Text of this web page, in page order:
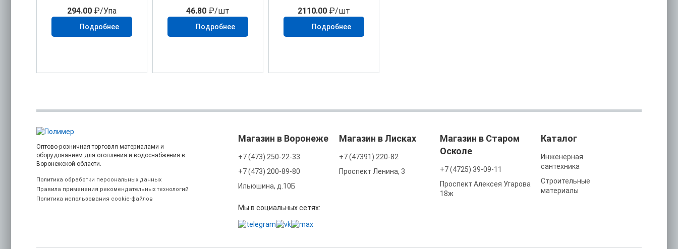
294.00 ₽/Упа
Подробнее
46.80 ₽/шт
Подробнее
2110.00 ₽/шт
Подробнее
Оптово-розничная торговля материалами и
оборудованием для отопления и водоснабжения в
Воронежской области.
Политика обработки персональных данных
Правила применения рекомендательных технологий
Политика использования cookie-файлов
Магазин в Воронеже
+7 (473) 250-22-33
+7 (473) 200-89-80
Ильюшина, д.10Б
Мы в социальных сетях:
Магазин в Лисках
+7 (47391) 220-82
Проспект Ленина, 3
Магазин в Старом
Осколе
+7 (4725) 39-09-11
Проспект Алексея Угарова
18ж
Каталог
Инженерная
сантехника
Строительные
материалы